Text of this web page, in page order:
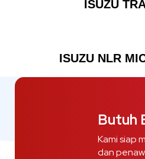
ISUZU
ISUZU NLR
Butuh
Kami siap
dan